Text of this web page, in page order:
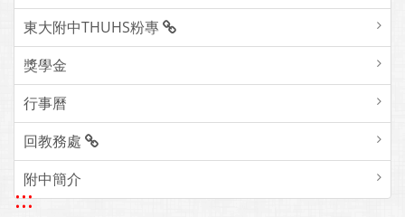
東大附中THUHS粉專
獎學金
行事曆
回教務處
附中簡介
:::